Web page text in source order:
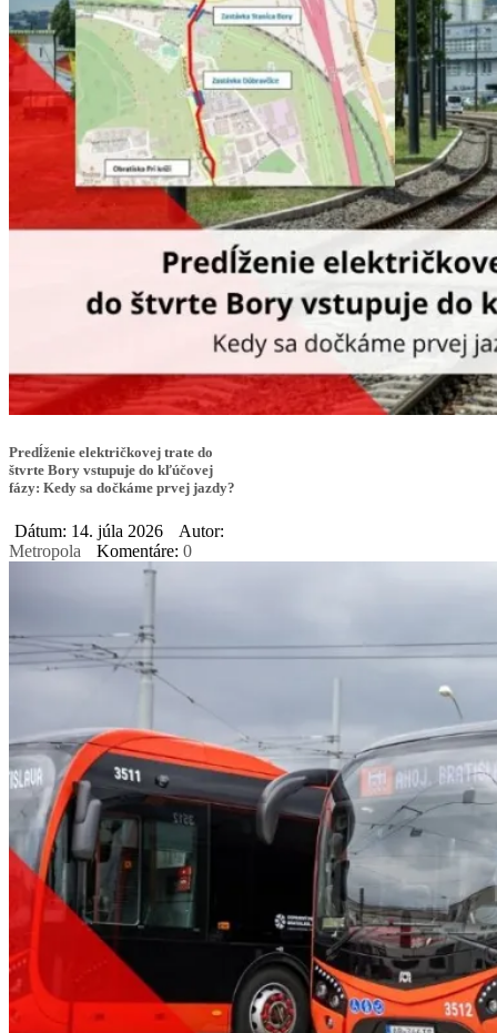
Predĺženie električkovej trate do
štvrte Bory vstupuje do kľúčovej
fázy: Kedy sa dočkáme prvej jazdy?
Dátum: 14. júla 2026
Autor:
Metropola
Komentáre: 0